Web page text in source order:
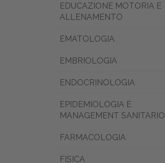
EDUCAZIONE MOTORIA E
ALLENAMENTO
EMATOLOGIA
EMBRIOLOGIA
ENDOCRINOLOGIA
EPIDEMIOLOGIA E
MANAGEMENT SANITARIO
FARMACOLOGIA
FISICA